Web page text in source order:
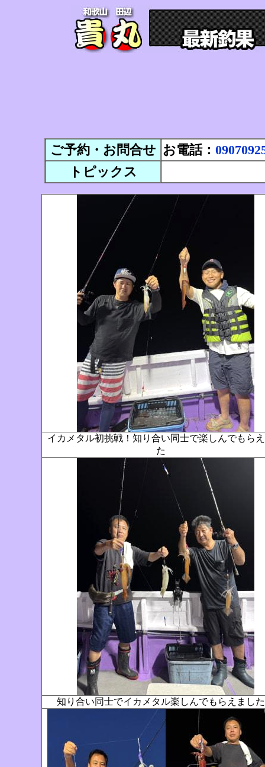
ご予約・お問合せ お電話：
トピックス
イカメタル初挑戦！知り合い同士で楽しんでもら
た
知り合い同士でイカメタル楽しんでもらえま